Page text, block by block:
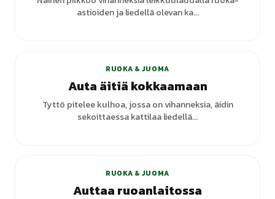
astioiden ja liedellä olevan ka...
RUOKA & JUOMA
Auta äitiä kokkaamaan
Tyttö pitelee kulhoa, jossa on vihanneksia, äidin
sekoittaessa kattilaa liedellä...
RUOKA & JUOMA
Auttaa ruoanlaitossa